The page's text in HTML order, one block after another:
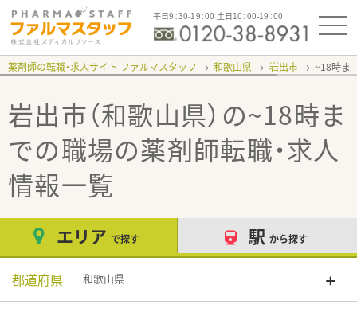
平日9：30-19：00 土日10：00-19：00
薬剤師の転職・求人サイト ファルマスタッフ 和歌山県 岩出市 ~18時ま
岩出市（和歌山県）の~18時ま
での職場の薬剤師転職・求人
情報一覧
エリア で探す 駅 から探す
都道府県 和歌山県